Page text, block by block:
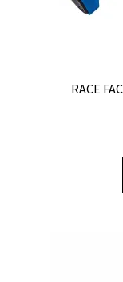
RACE